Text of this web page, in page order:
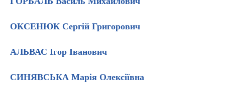
ОКСЕНЮК Сергій Григорович
АЛЬВАС Ігор Іванович
СИНЯВСЬКА Марія Олексіївна